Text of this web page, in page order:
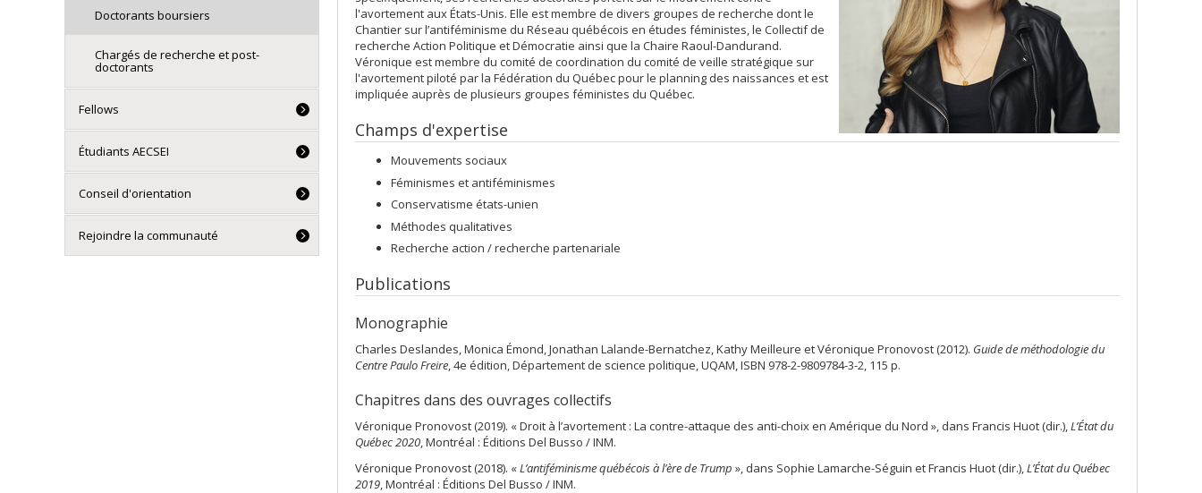
l'avortement aux États-Unis. Elle est membre de divers groupes de recherche dont le
Chantier sur l’antiféminisme du Réseau québécois en études féministes, le Collectif de
recherche Action Politique et Démocratie ainsi que la Chaire Raoul-Dandurand.
Véronique est membre du comité de coordination du comité de veille stratégique sur
l'avortement piloté par la Fédération du Québec pour le planning des naissances et est
impliquée auprès de plusieurs groupes féministes du Québec.
Champs d'expertise
Mouvements sociaux
Féminismes et antiféminismes
Conservatisme états-unien
Méthodes qualitatives
Recherche action / recherche partenariale
Publications
Monographie
Charles Deslandes, Monica Émond, Jonathan Lalande-Bernatchez, Kathy Meilleure et Véronique Pronovost (2012). Guide de méthodologie du
Centre Paulo Freire, 4e édition, Département de science politique, UQAM, ISBN 978-2-9809784-3-2, 115 p.
Chapitres dans des ouvrages collectifs
Véronique Pronovost (2019). « Droit à l’avortement : La contre-attaque des anti-choix en Amérique du Nord », dans Francis Huot (dir.),L’État du
Québec 2020, Montréal : Éditions Del Busso / INM.
Véronique Pronovost (2018). «L’antiféminisme québécois à l’ère de Trump », dans Sophie Lamarche-Séguin et Francis Huot (dir.),L’État du Québec
2019, Montréal : Éditions Del Busso / INM.
Doctorants boursiers
Chargés de recherche et post-
doctorants
Fellows
Étudiants AECSEI
Conseil d'orientation
Rejoindre la communauté